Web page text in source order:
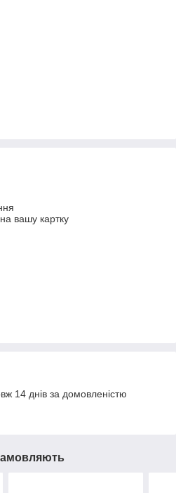
вашу картку
14 днів за домовленістю